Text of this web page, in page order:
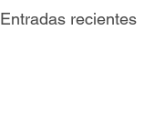
Entradas recientes